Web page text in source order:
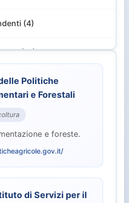
(4)
(12)
(4)
(4)
Politiche
e Forestali
e foreste.
di Servizi per il